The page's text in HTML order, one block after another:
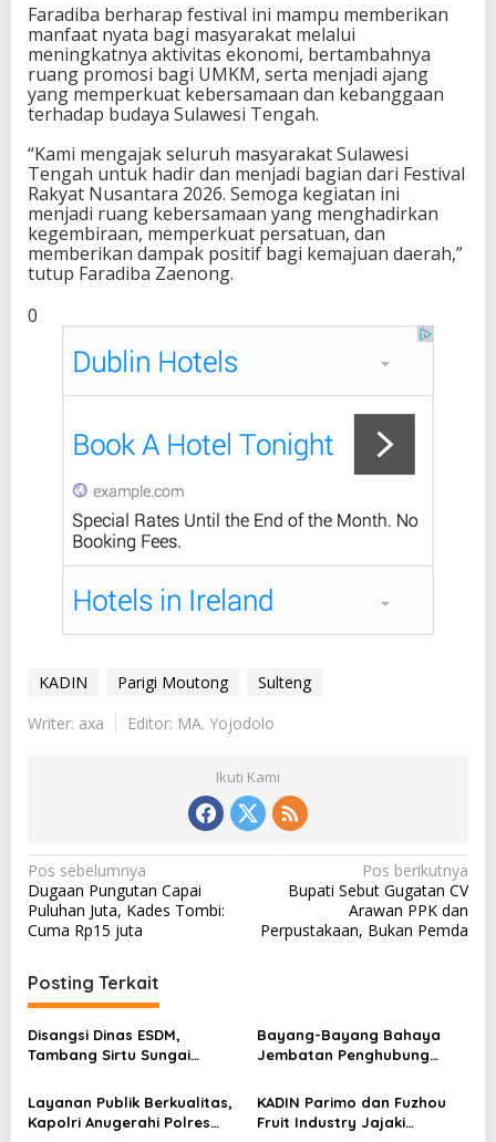
Faradiba berharap festival ini mampu memberikan
manfaat nyata bagi masyarakat melalui
meningkatnya aktivitas ekonomi, bertambahnya
ruang promosi bagi UMKM, serta menjadi ajang
yang memperkuat kebersamaan dan kebanggaan
terhadap budaya Sulawesi Tengah.
“Kami mengajak seluruh masyarakat Sulawesi
Tengah untuk hadir dan menjadi bagian dari Festival
Rakyat Nusantara 2026. Semoga kegiatan ini
menjadi ruang kebersamaan yang menghadirkan
kegembiraan, memperkuat persatuan, dan
memberikan dampak positif bagi kemajuan daerah,”
tutup Faradiba Zaenong.
0
KADIN Parigi Moutong
Sulteng
Writer: axa
Editor: MA. Yojodolo
Ikuti Kami
N
a
v
i
g
a
s
i
p
Pos sebelumnya
Dugaan Pungutan Capai
Puluhan Juta, Kades Tombi:
Cuma Rp15 juta
Pos berikutnya
Bupati Sebut Gugatan CV
Arawan PPK dan
Perpustakaan, Bukan Pemda
Posting Terkait
Disangsi Dinas ESDM,
Tambang Sirtu Sungai
Beban
Bayang-Bayang Bahaya
Jembatan Penghubung
Layanan Publik Berkualitas,
Kapolri Anugerahi Polres
KADIN Parimo dan Fuzhou
Fruit Industry Jajaki